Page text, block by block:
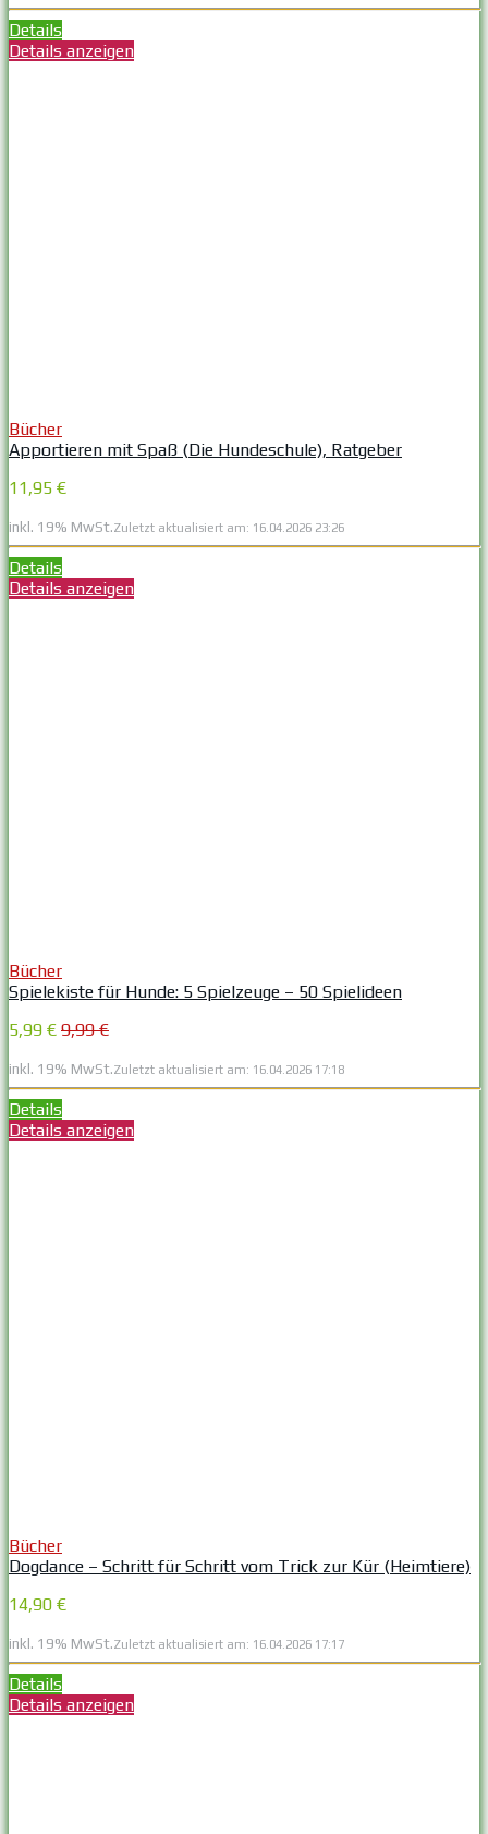
Details
Details anzeigen
Bücher
Apportieren mit Spaß (Die Hundeschule), Ratgeber
11,95 €
inkl. 19% MwSt.Zuletzt aktualisiert am: 16.04.2026 23:26
Details
Details anzeigen
Bücher
Spielekiste für Hunde: 5 Spielzeuge – 50 Spielideen
5,99 € 9,99 €
inkl. 19% MwSt.Zuletzt aktualisiert am: 16.04.2026 17:18
Details
Details anzeigen
Bücher
Dogdance – Schritt für Schritt vom Trick zur Kür (Heimtiere)
14,90 €
inkl. 19% MwSt.Zuletzt aktualisiert am: 16.04.2026 17:17
Details
Details anzeigen